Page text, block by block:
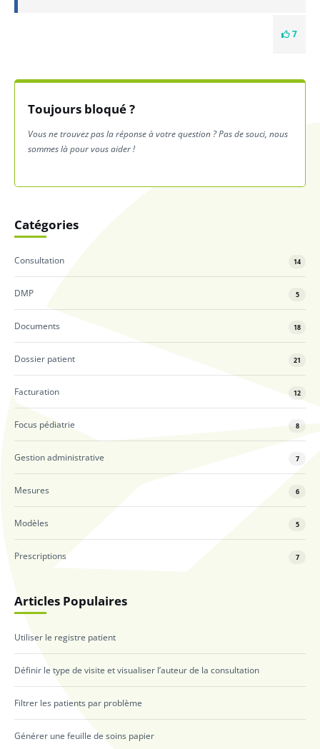
7
Toujours bloqué ?
Vous ne trouvez pas la réponse à votre question ? Pas de souci, nous
sommes là pour vous aider !
Catégories
Consultation 14
DMP 5
Documents 18
Dossier patient 21
Facturation 12
Focus pédiatrie 8
Gestion administrative 7
Mesures 6
Modèles 5
Prescriptions 7
Articles Populaires
Utiliser le registre patient
Définir le type de visite et visualiser l’auteur de la consultation
Filtrer les patients par problème
Générer une feuille de soins papier